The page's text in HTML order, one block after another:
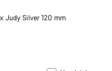
Judy Silver 120 mm